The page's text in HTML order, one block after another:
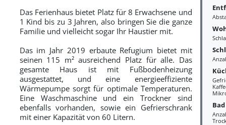
Bad
Das Ferienhaus bietet Platz für 8 Erwachsene und
1 Kind bis zu 3 Jahren, also bringen Sie die ganze
Familie und vielleicht sogar Ihr Haustier mit.
Das im Jahr 2019 erbaute Refugium bietet mit
seinen 115 m² ausreichend Platz für alle. Das
gesamte Haus ist mit Fußbodenheizung
ausgestattet, und eine energieeffiziente
Wärmepumpe sorgt für optimale Temperaturen.
Eine Waschmaschine und ein Trockner sind
ebenfalls vorhanden, sowie ein Gefrierschrank
mit einer Kapazität von 60 Litern.